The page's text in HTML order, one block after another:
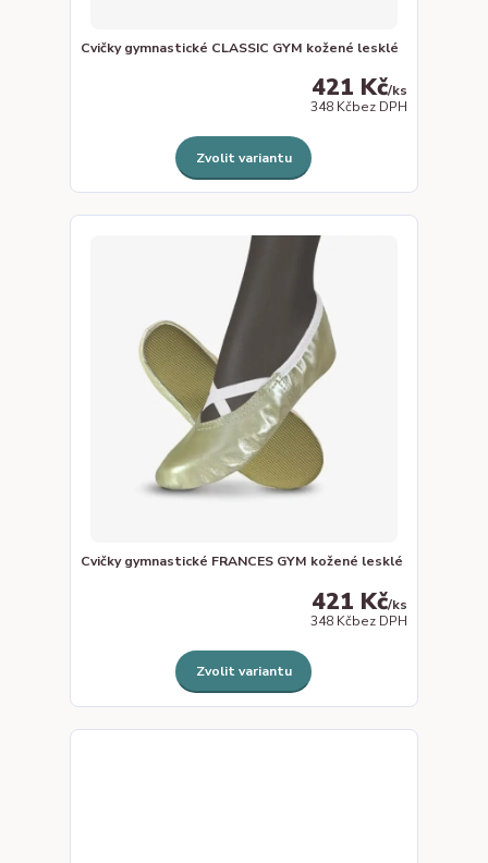
Cvičky gymnastické CLASSIC GYM kožené lesklé
421 Kč/ks
348 Kčbez DPH
Zvolit variantu
Cvičky gymnastické FRANCES GYM kožené lesklé
421 Kč/ks
348 Kčbez DPH
Zvolit variantu